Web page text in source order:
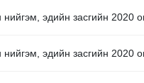
нийгэм, эдийн засгийн 2020
нийгэм, эдийн засгийн 2020